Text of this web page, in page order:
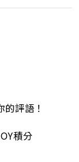
評語！
積分